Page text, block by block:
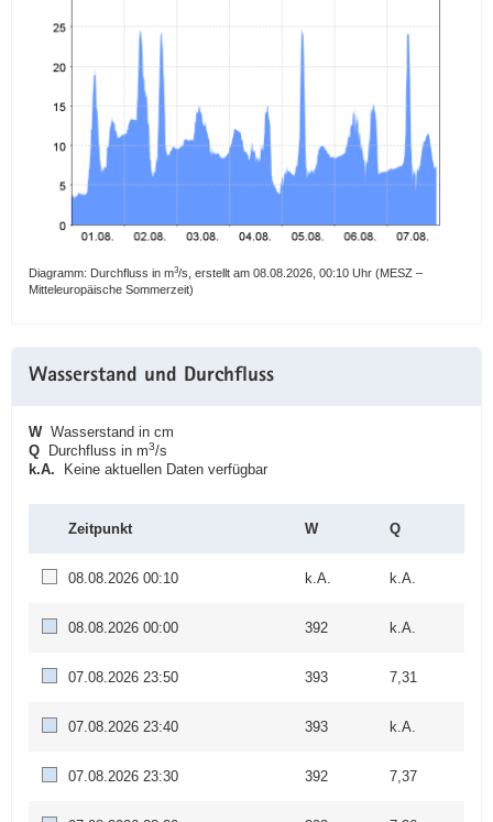
Diagramm: Durchfluss in m3/s, erstellt am 08.08.2026, 00:10 Uhr (MESZ –
Mitteleuropäische Sommerzeit)
Wasserstand und Durchfluss
WWasserstand in cm
Q Durchfluss in m3/s
k.A. Keine aktuellen Daten verfügbar
Zeitpunkt W Q
08.08.2026 00:10 k.A. k.A.
08.08.2026 00:00 392 k.A.
07.08.2026 23:50 393 7,31
07.08.2026 23:40 393 k.A.
07.08.2026 23:30 392 7,37